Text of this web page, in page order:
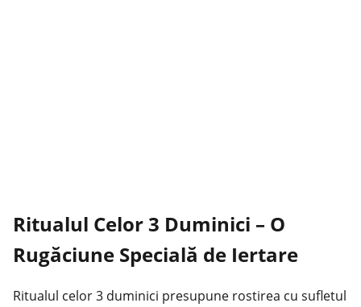
Ritualul Celor 3 Duminici – O
Rugăciune Specială de Iertare
Ritualul celor 3 duminici presupune rostirea cu sufletul